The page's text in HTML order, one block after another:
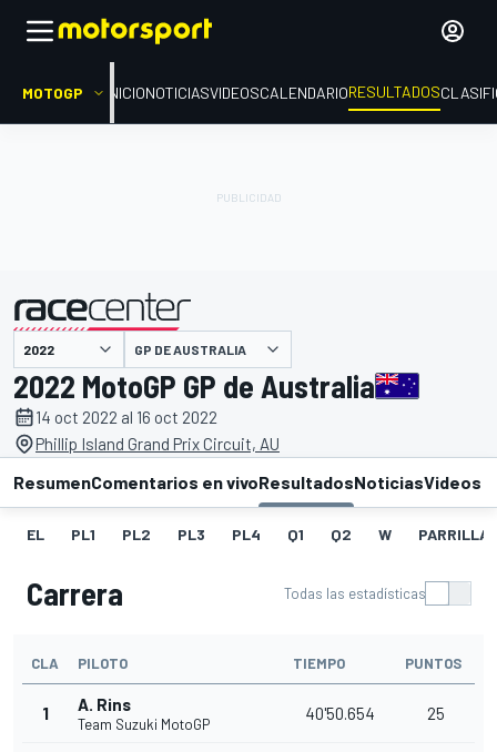
MOTOGP INICIONOTICIASVIDEOSCALENDARIORESULTADOS
presentado por GP DE AUSTRALIA
2022 MotoGP GP de Australia
14 oct 2022 al 16 oct 2022
Phillip Island Grand Prix Circuit, AU
ResumenComentarios en vivoResultadosNoticiasVideos
EL PL1 PL2 PL3 PL4 Q1 Q2 W PARRILLA
Carrera Todas las estadísticas
CLA PILOTO TIEMPO PUNTOS
1 A. Rins
Team Suzuki MotoGP
40'50.654 25